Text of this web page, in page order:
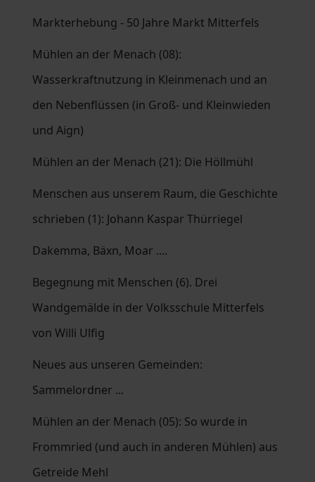
Markterhebung - 50 Jahre Markt Mitterfels
Mühlen an der Menach (08):
Wasserkraftnutzung in Kleinmenach und an
den Nebenflüssen (in Groß- und Kleinwieden
und Aign)
Mühlen an der Menach (21): Die Höllmühl
Menschen aus unserem Raum, die Geschichte
schrieben (1): Johann Kaspar Thürriegel
Dakemma, Bäxn, Moar ....
Begegnung mit Menschen (6). Drei
Wandgemälde in der Volksschule Mitterfels
von Willi Ulfig
Neues aus unseren Gemeinden:
Sammelordner ...
Mühlen an der Menach (05): So wurde in
Frommried (und auch in anderen Mühlen) aus
Getreide Mehl